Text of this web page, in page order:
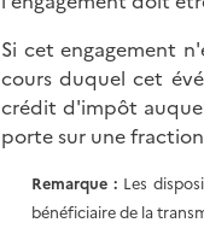
Si cet engagement
cours duquel cet
crédit d'impôt
porte sur une
Remarque : Les
bénéficiaire de la